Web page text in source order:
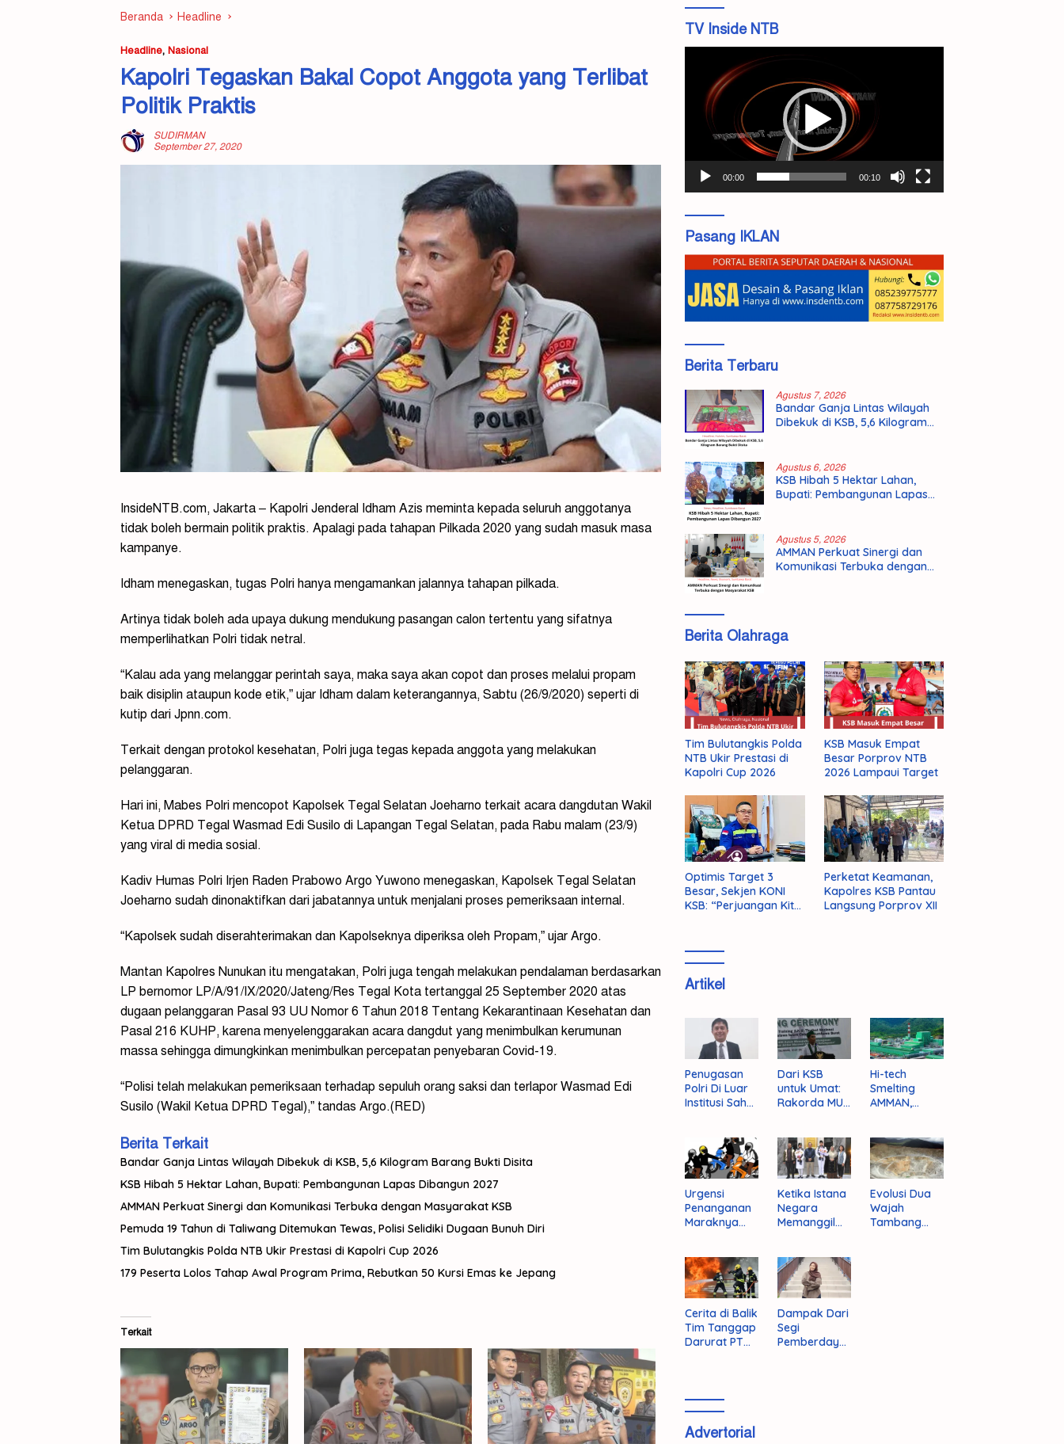
Beranda Headline
Headline, Nasional
Kapolri Tegaskan Bakal Copot Anggota yang Terlibat
Politik Praktis
SUDIRMAN
September 27, 2020
InsideNTB.com, Jakarta – Kapolri Jenderal Idham Azis meminta kepada seluruh anggotanya
tidak boleh bermain politik praktis. Apalagi pada tahapan Pilkada 2020 yang sudah masuk masa
kampanye.
Idham menegaskan, tugas Polri hanya mengamankan jalannya tahapan pilkada.
Artinya tidak boleh ada upaya dukung mendukung pasangan calon tertentu yang sifatnya
memperlihatkan Polri tidak netral.
“Kalau ada yang melanggar perintah saya, maka saya akan copot dan proses melalui propam
baik disiplin ataupun kode etik,” ujar Idham dalam keterangannya, Sabtu (26/9/2020) seperti di
kutip dari Jpnn.com.
Terkait dengan protokol kesehatan, Polri juga tegas kepada anggota yang melakukan
pelanggaran.
Hari ini, Mabes Polri mencopot Kapolsek Tegal Selatan Joeharno terkait acara dangdutan Wakil
Ketua DPRD Tegal Wasmad Edi Susilo di Lapangan Tegal Selatan, pada Rabu malam (23/9)
yang viral di media sosial.
Kadiv Humas Polri Irjen Raden Prabowo Argo Yuwono menegaskan, Kapolsek Tegal Selatan
Joeharno sudah dinonaktifkan dari jabatannya untuk menjalani proses pemeriksaan internal.
“Kapolsek sudah diserahterimakan dan Kapolseknya diperiksa oleh Propam,” ujar Argo.
Mantan Kapolres Nunukan itu mengatakan, Polri juga tengah melakukan pendalaman berdasarkan
LP bernomor LP/A/91/IX/2020/Jateng/Res Tegal Kota tertanggal 25 September 2020 atas
dugaan pelanggaran Pasal 93 UU Nomor 6 Tahun 2018 Tentang Kekarantinaan Kesehatan dan
Pasal 216 KUHP, karena menyelenggarakan acara dangdut yang menimbulkan kerumunan
massa sehingga dimungkinkan menimbulkan percepatan penyebaran Covid-19.
“Polisi telah melakukan pemeriksaan terhadap sepuluh orang saksi dan terlapor Wasmad Edi
Susilo (Wakil Ketua DPRD Tegal),” tandas Argo.(RED)
Berita Terkait
Bandar Ganja Lintas Wilayah Dibekuk di KSB, 5,6 Kilogram Barang Bukti Disita
KSB Hibah 5 Hektar Lahan, Bupati: Pembangunan Lapas Dibangun 2027
AMMAN Perkuat Sinergi dan Komunikasi Terbuka dengan Masyarakat KSB
Pemuda 19 Tahun di Taliwang Ditemukan Tewas, Polisi Selidiki Dugaan Bunuh Diri
Tim Bulutangkis Polda NTB Ukir Prestasi di Kapolri Cup 2026
179 Peserta Lolos Tahap Awal Program Prima, Rebutkan 50 Kursi Emas ke Jepang
Terkait
TV Inside NTB
00:00 00:10
Pasang IKLAN
Berita Terbaru
Agustus 7, 2026
Bandar Ganja Lintas Wilayah
Dibekuk di KSB, 5,6 Kilogram
Agustus 6, 2026
KSB Hibah 5 Hektar Lahan,
Bupati: Pembangunan Lapas
Agustus 5, 2026
AMMAN Perkuat Sinergi dan
Komunikasi Terbuka dengan
Berita Olahraga
Tim Bulutangkis Polda
NTB Ukir Prestasi di
Kapolri Cup 2026
KSB Masuk Empat
Besar Porprov NTB
2026 Lampaui Target
Optimis Target 3
Besar, Sekjen KONI
KSB: “Perjuangan Kita
Perketat Keamanan,
Kapolres KSB Pantau
Langsung Porprov XII
Artikel
Penugasan
Polri Di Luar
Institusi Sah
Hukum
Administrasi
Negara
Dari KSB
untuk Umat:
Rakorda MUI
Kebangkitan
Moral Para
Ulama
Hi-tech
Smelting
AMMAN,
Rajai
Produsen
Tembaga
Dunia
Urgensi
Penanganan
Maraknya
Sumbawa
Barat
Ketika Istana
Negara
Memanggil
Evolusi Dua
Wajah
Tambang
Cerita di Balik
Tim Tanggap
Darurat PT
Dampak Dari
Segi
Pemberdaya
Advertorial